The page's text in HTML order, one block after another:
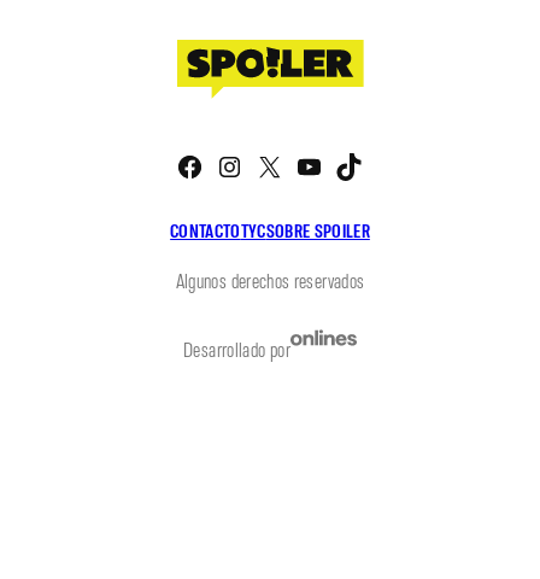
CONTACTOTYCSOBRE SPOILER
Facebook
Instagram
X YouTube
Algunos derechos reservados
Desarrollado por